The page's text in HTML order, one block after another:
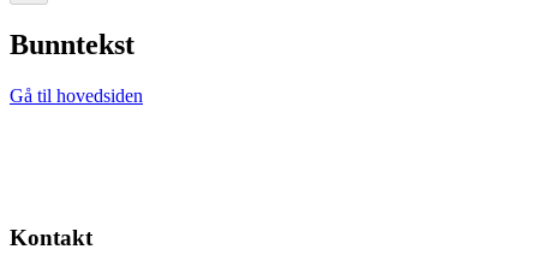
Bunntekst
Gå til hovedsiden
Kontakt